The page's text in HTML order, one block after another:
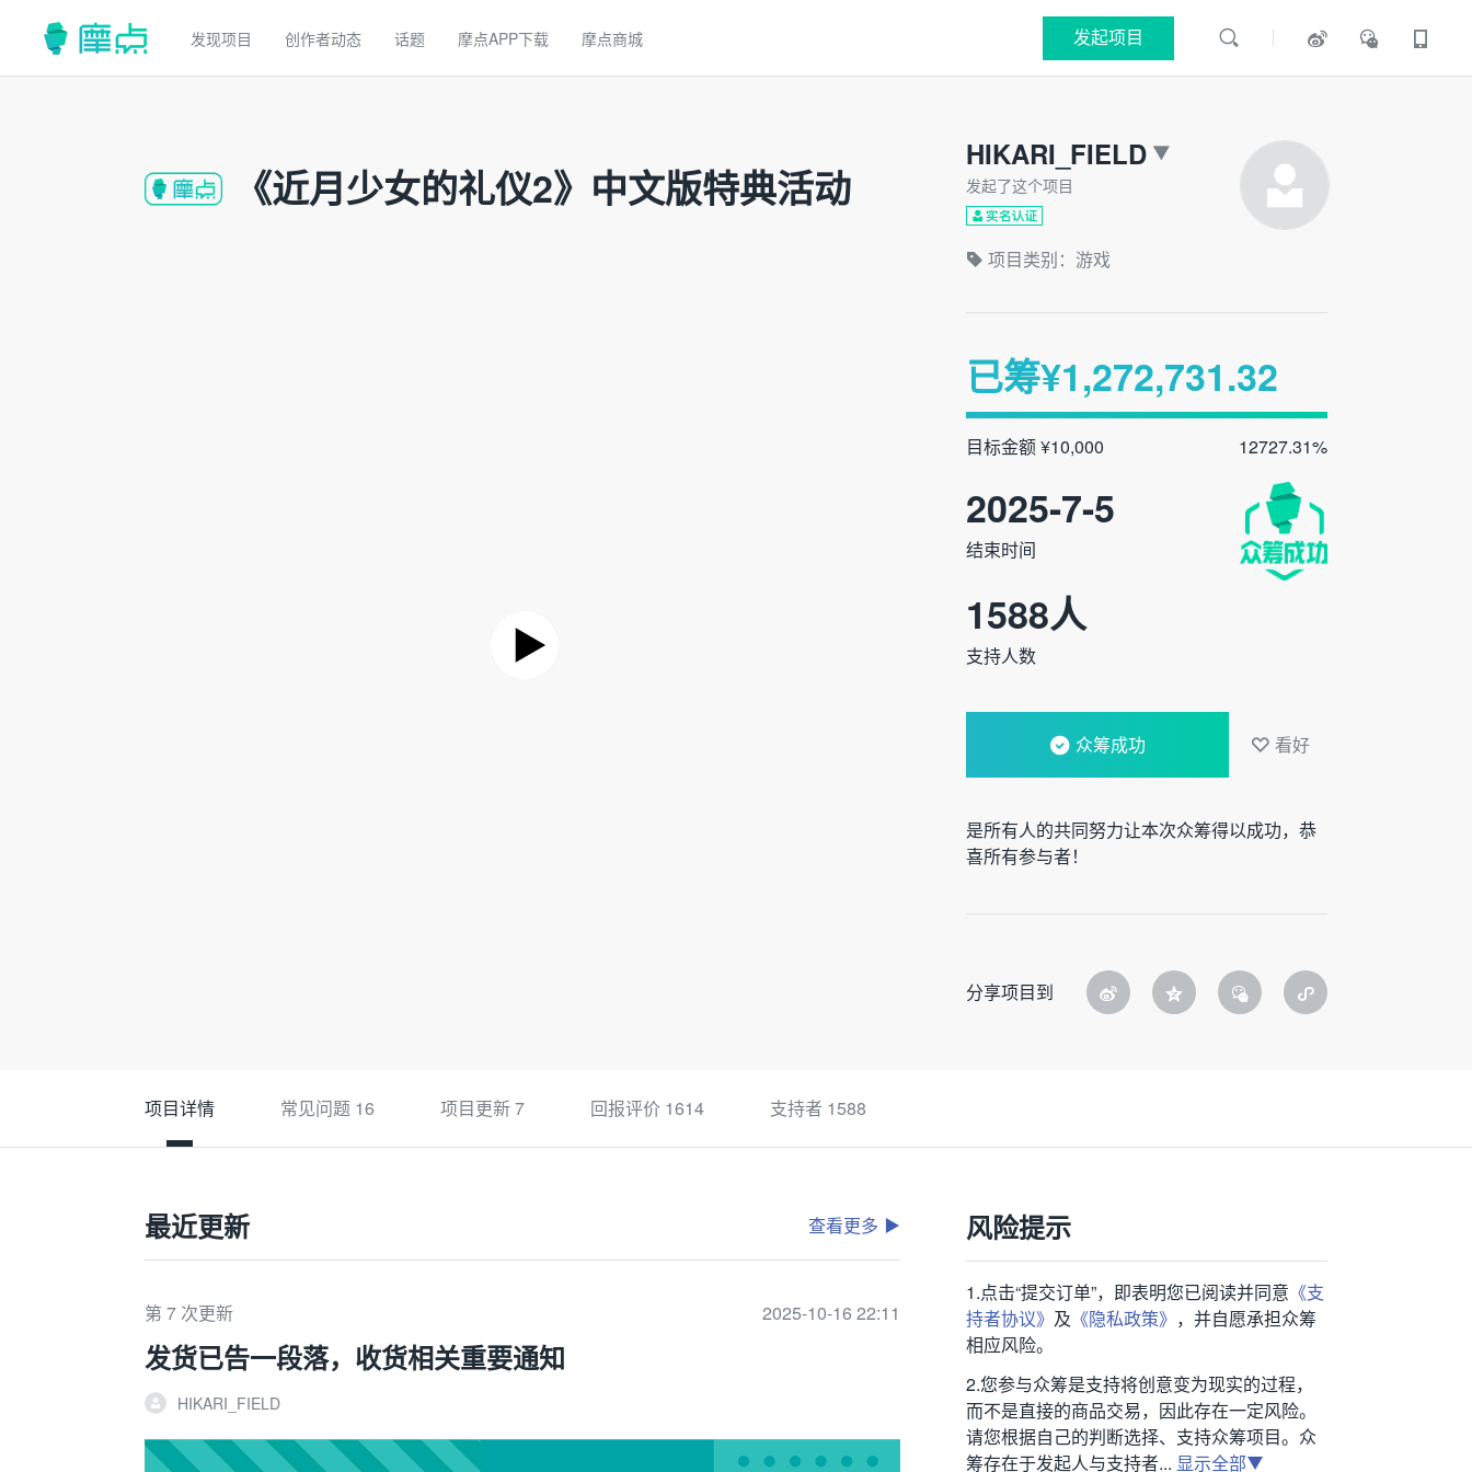
发现项目 创作者动态 话题 摩点APP下载 摩点商城 发起项目
《近月少女的礼仪2》中文版特典活动
HIKARI_FIELD
发起了这个项目
项目类别：游戏
已筹¥1,272,731.32
目标金额 ¥10,000 12727.31%
2025-7-5
结束时间
1588人
支持人数
众筹成功 看好
是所有人的共同努力让本次众筹得以成功，恭
喜所有参与者！
分享项目到
项目详情 常见问题 16 项目更新7 回报评价 1614 支持者 1588
风险提示
1.点击“提交订单”，即表明您已阅读并同意 《支
持者协议》 及 《隐私政策》 ，并自愿承担众筹
相应风险。
2.您参与众筹是支持将创意变为现实的过程，
而不是直接的商品交易，因此存在一定风险。
请您根据自己的判断选择、支持众筹项目。众
筹存在于发起人与支持者... 显示全部
最近更新 查看更多
第 7 次更新 2025-10-16 22:11
发货已告一段落，收货相关重要通知
HIKARI_FIELD